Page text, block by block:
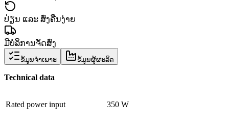
ປ່ຽນ ແລະ ສົ່ງຄືນງ່າຍ
ມີບໍລິການຈັດສົ່ງ
ຂໍ້ມູນຈຳເພາະ ຂໍ້ມູນຜູ້ຜະລິດ
Technical data
Rated power input 350 W